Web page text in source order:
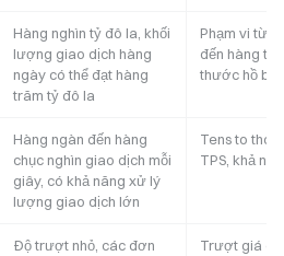
Hàng nghìn tỷ đô la, khối
lượng giao dịch hàng
ngày có thể đạt hàng
trăm tỷ đô la
Phạm vi từ
đến hàng
thước hồ
Hàng ngàn đến hàng
chục nghìn giao dịch mỗi
giây, có khả năng xử lý
lượng giao dịch lớn
Tens to
TPS, khả
Độ trượt nhỏ, các đơn
Trượt giá